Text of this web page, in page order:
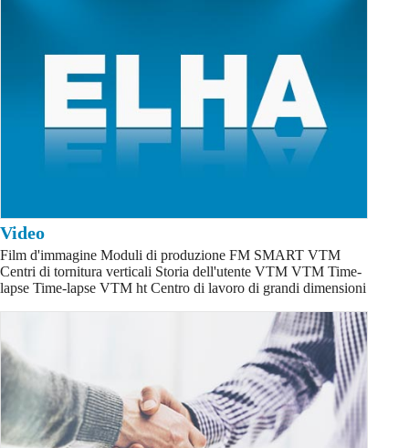
Video
Film d'immagine Moduli di produzione FM SMART VTM
Centri di tornitura verticali Storia dell'utente VTM VTM Time-
lapse Time-lapse VTM ht Centro di lavoro di grandi dimensioni